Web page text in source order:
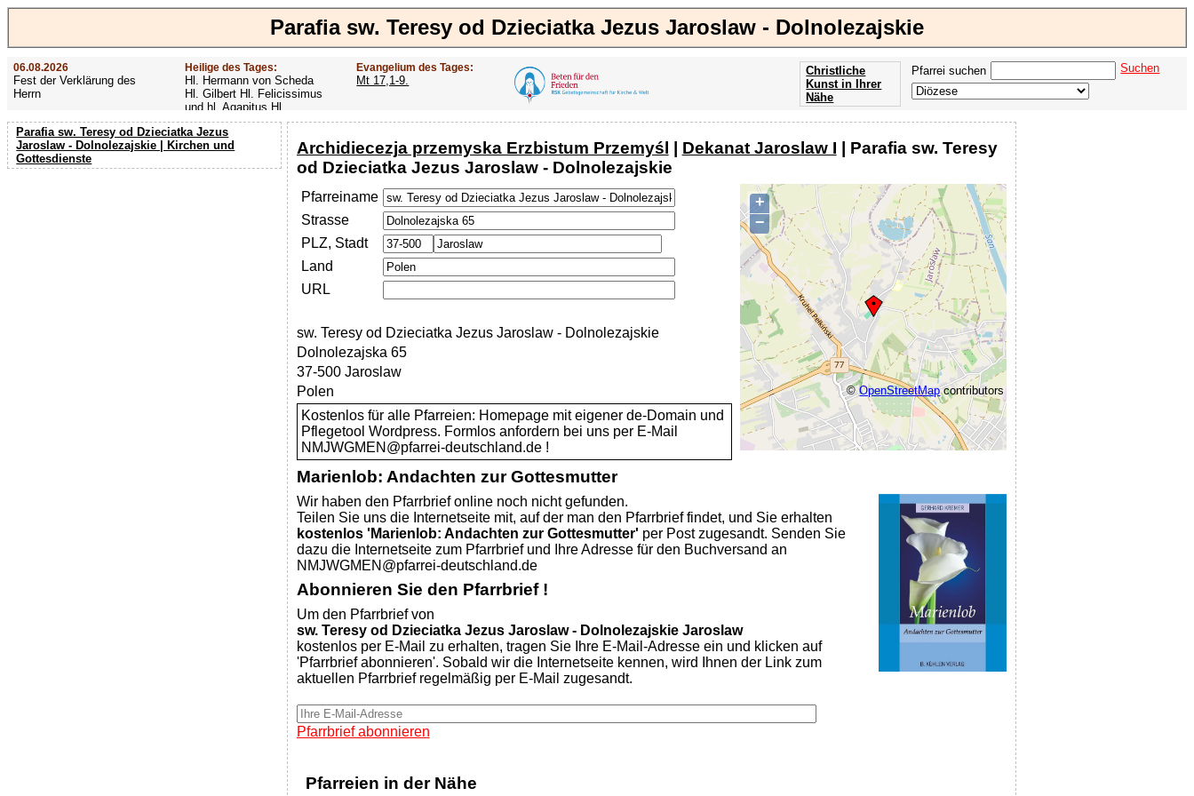
Parafia sw. Teresy od Dzieciatka Jezus Jaroslaw - Dolnolezajskie
06.08.2026
Fest der Verklärung des
Herrn
Heilige des Tages:
Hl. Hermann von Scheda
Hl. Gilbert Hl. Felicissimus
und hl. Agapitus Hl.
Gezelinus (Gozelin)
Evangelium des Tages:
Mt 17,1-9.
Pfarrei suchen Suchen
Christliche
Kunst in Ihrer
Nähe
Parafia sw. Teresy od Dzieciatka Jezus
Jaroslaw - Dolnolezajskie | Kirchen und
Gottesdienste
Archidiecezja przemyska Erzbistum Przemyśl | Dekanat Jaroslaw I | Parafia sw. Teresy
od Dzieciatka Jezus Jaroslaw - Dolnolezajskie
+
−
©OpenStreetMapcontributors
Pfarreiname
Strasse
PLZ, Stadt
Land
URL
sw. Teresy od Dzieciatka Jezus Jaroslaw - Dolnolezajskie
Dolnolezajska 65
37-500 Jaroslaw
Polen
Kostenlos für alle Pfarreien: Homepage mit eigener de-Domain und
Pflegetool Wordpress. Formlos anfordern bei uns per E-Mail
NMJWGMEN@pfarrei-deutschland.de !
Marienlob: Andachten zur Gottesmutter
Wir haben den Pfarrbrief online noch nicht gefunden.
Teilen Sie uns die Internetseite mit, auf der man den Pfarrbrief findet, und Sie erhalten
kostenlos 'Marienlob: Andachten zur Gottesmutter' per Post zugesandt. Senden Sie
dazu die Internetseite zum Pfarrbrief und Ihre Adresse für den Buchversand an
NMJWGMEN@pfarrei-deutschland.de
Abonnieren Sie den Pfarrbrief !
Um den Pfarrbrief von
sw. Teresy od Dzieciatka Jezus Jaroslaw - Dolnolezajskie Jaroslaw
kostenlos per E-Mail zu erhalten, tragen Sie Ihre E-Mail-Adresse ein und klicken auf
'Pfarrbrief abonnieren'. Sobald wir die Internetseite kennen, wird Ihnen der Link zum
aktuellen Pfarrbrief regelmäßig per E-Mail zugesandt.
Pfarrbrief abonnieren
Pfarreien in der Nähe